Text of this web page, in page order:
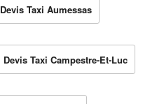
Devis Taxi Aumessas
Devis Taxi Campestre-Et-Luc